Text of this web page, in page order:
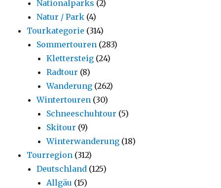
Nationalparks (2)
Natur / Park (4)
Tourkategorie (314)
Sommertouren (283)
Klettersteig (24)
Radtour (8)
Wanderung (262)
Wintertouren (30)
Schneeschuhtour (5)
Skitour (9)
Winterwanderung (18)
Tourregion (312)
Deutschland (125)
Allgäu (15)